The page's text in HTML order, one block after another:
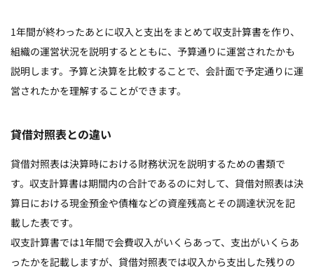
1年間が終わったあとに収入と支出をまとめて収支計算書を作り、
組織の運営状況を説明するとともに、予算通りに運営されたかも
説明します。予算と決算を比較することで、会計面で予定通りに運
営されたかを理解することができます。
貸借対照表との違い
貸借対照表は決算時における財務状況を説明するための書類で
す。収支計算書は期間内の合計であるのに対して、貸借対照表は決
算日における現金預金や債権などの資産残高とその調達状況を記
載した表です。
収支計算書では1年間で会費収入がいくらあって、支出がいくらあ
ったかを記載しますが、貸借対照表では収入から支出した残りの